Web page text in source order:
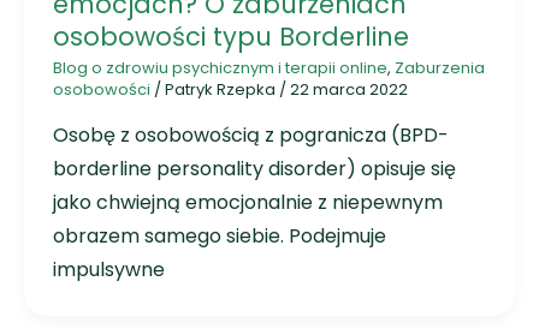
osobowości typu Borderline
Blog o zdrowiu psychicznym i terapii online, Zaburzenia
osobowości /Patryk Rzepka /22 marca 2022
Osobę z osobowością z pogranicza (BPD-
borderline personality disorder) opisuje się
jako chwiejną emocjonalnie z niepewnym
obrazem samego siebie. Podejmuje
impulsywne